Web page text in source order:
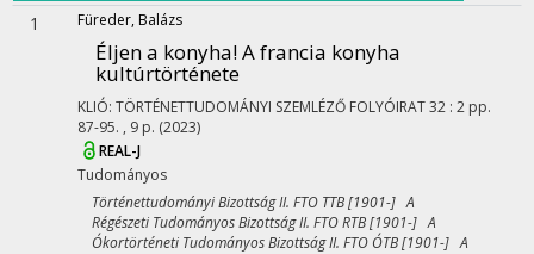
1 Füreder, Balázs
Éljen a konyha! A francia konyha
kultúrtörténete
KLIÓ: TÖRTÉNETTUDOMÁNYI SZEMLÉZŐ FOLYÓIRAT32 : 2 pp.
87-95. , 9 p. (2023)
REAL-J
Tudományos
Történettudományi Bizottság II. FTO TTB [1901-] A
Régészeti Tudományos Bizottság II. FTO RTB [1901-] A
Ókortörténeti Tudományos Bizottság II. FTO ÓTB [1901-] A